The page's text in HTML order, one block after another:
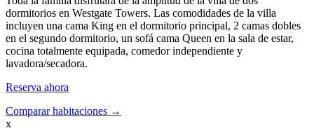
dormitorios en Westgate Towers. Las comodidades de la villa
incluyen una cama King en el dormitorio principal, 2 camas dobles
en el segundo dormitorio, un sofá cama Queen en la sala de estar,
cocina totalmente equipada, comedor independiente y
lavadora/secadora.
Reserva ahora
Comparar habitaciones →
x